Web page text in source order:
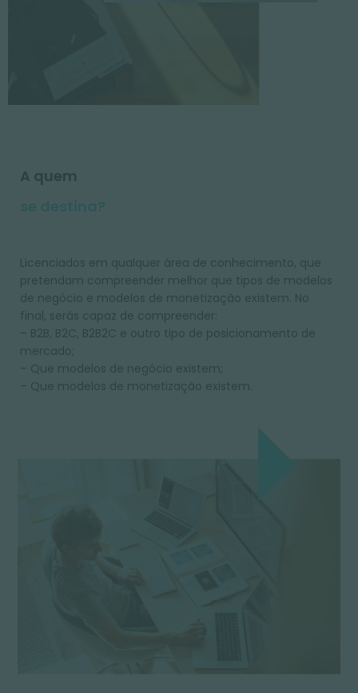
A quem
se destina?
Licenciados em qualquer área de conhecimento, que
pretendam compreender melhor que tipos de modelos
de negócio e modelos de monetização existem. No
final, serás capaz de compreender:
– B2B, B2C, B2B2C e outro tipo de posicionamento de
mercado;
– Que modelos de negócio existem;
– Que modelos de monetização existem.